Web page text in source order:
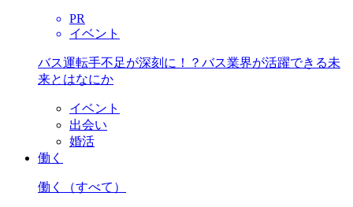
PR
イベント
バス運転手不足が深刻に！？バス業界が活躍できる未
来とはなにか
イベント
出会い
婚活
働く
働く （すべて）